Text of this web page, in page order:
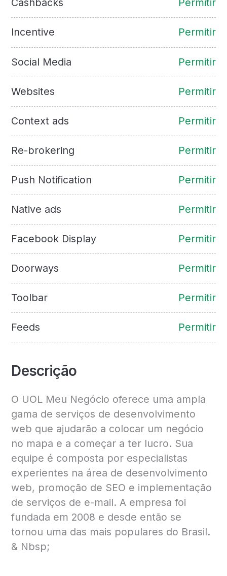
Cashbacks Permitir
Incentive Permitir
Social Media Permitir
Websites Permitir
Context ads Permitir
Re-brokering Permitir
Push Notification Permitir
Native ads Permitir
Facebook Display Permitir
Doorways Permitir
Toolbar Permitir
Feeds Permitir
Descrição
O UOL Meu Negócio oferece uma ampla
gama de serviços de desenvolvimento
web que ajudarão a colocar um negócio
no mapa e a começar a ter lucro. Sua
equipe é composta por especialistas
experientes na área de desenvolvimento
web, promoção de SEO e implementação
de serviços de e-mail. A empresa foi
fundada em 2008 e desde então se
tornou uma das mais populares do Brasil.
& Nbsp;